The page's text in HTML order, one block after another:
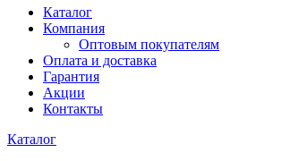
Каталог
Компания
Оптовым покупателям
Оплата и доставка
Гарантия
Акции
Контакты
Каталог